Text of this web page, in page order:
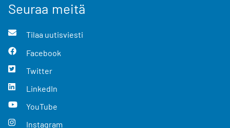
Seuraa meitä
Tilaa uutisviesti
Facebook
Twitter
LinkedIn
YouTube
Instagram